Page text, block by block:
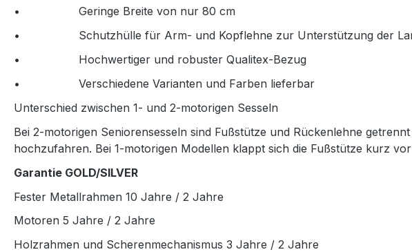
• Geringe Breite von nur 80 cm
• Schutzhülle für Arm- und Kopflehne zur Unterstützung der
• Hochwertiger und robuster Qualitex-Bezug
• Verschiedene Varianten und Farben lieferbar
Unterschied zwischen 1- und 2-motorigen Sesseln
Bei 2-motorigen Seniorensesseln sind Fußstütze und Rückenlehne
hochzufahren. Bei 1-motorigen Modellen klappt sich die Fußstütze kurz
Garantie GOLD/SILVER
Fester Metallrahmen 10 Jahre / 2 Jahre
Motoren 5 Jahre / 2 Jahre
Holzrahmen und Scherenmechanismus 3 Jahre / 2 Jahre